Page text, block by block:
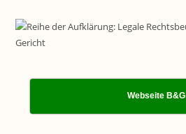
Webseite B&G